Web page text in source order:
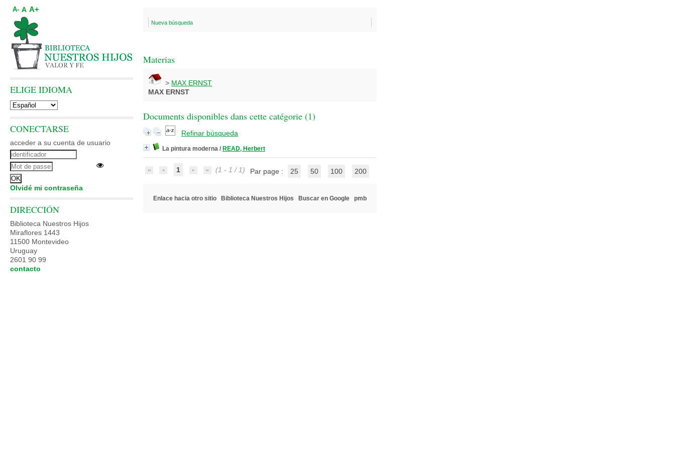
Nueva búsqueda
Materias
> MAX ERNST
MAX ERNST
Documents disponibles dans cette catégorie (1)
Refinar búsqueda
La pintura moderna / READ, Herbert
1 (1 - 1 / 1) Par page : 25 50 100 200
Enlace hacia otro sitio Biblioteca Nuestros Hijos Buscar en Google pmb
A- A A+
ELIGE IDIOMA
CONECTARSE
acceder a su cuenta de usuario
Olvidé mi contraseña
DIRECCIÓN
Biblioteca Nuestros Hijos
Miraflores 1443
11500 Montevideo
Uruguay
2601 90 99
contacto